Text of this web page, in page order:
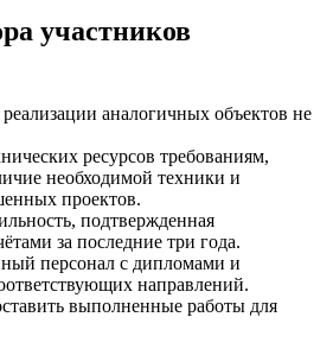
участников
аналогичных объектов не
ресурсов требованиям,
необходимой техники и
проектов.
подтвержденная
за последние три года.
персонал с дипломами и
направлений.
выполненные работы для